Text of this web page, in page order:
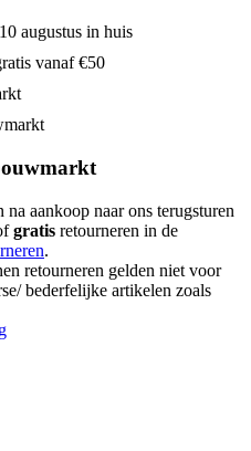
augustus in huis
vanaf €50
aankoop naar ons terugsturen
gratis retourneren in de
.
retourneren gelden niet voor
bederfelijke artikelen zoals